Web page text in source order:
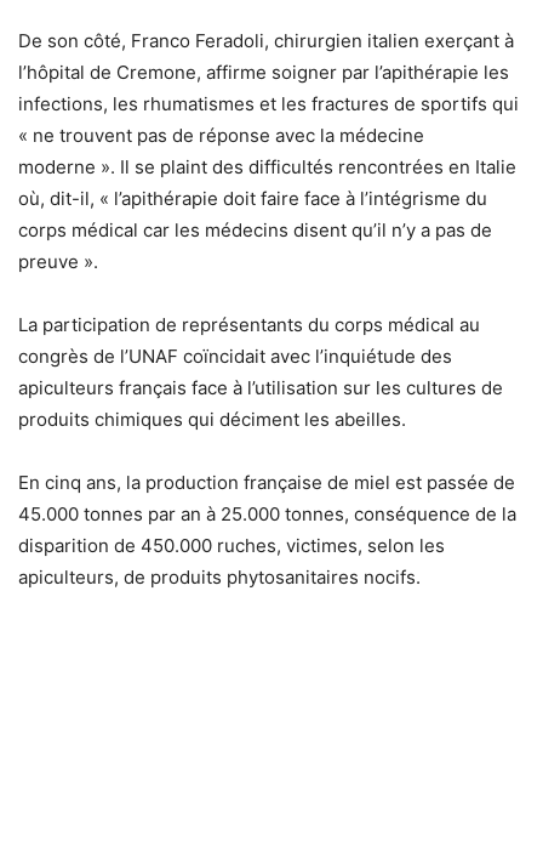
De son côté, Franco Feradoli, chirurgien italien exerçant à
l’hôpital de Cremone, affirme soigner par l’apithérapie les
infections, les rhumatismes et les fractures de sportifs qui
« ne trouvent pas de réponse avec la médecine
moderne ». Il se plaint des difficultés rencontrées en Italie
où, dit-il, « l’apithérapie doit faire face à l’intégrisme du
corps médical car les médecins disent qu’il n’y a pas de
preuve ».
La participation de représentants du corps médical au
congrès de l’UNAF coïncidait avec l’inquiétude des
apiculteurs français face à l’utilisation sur les cultures de
produits chimiques qui déciment les abeilles.
En cinq ans, la production française de miel est passée de
45.000 tonnes par an à 25.000 tonnes, conséquence de la
disparition de 450.000 ruches, victimes, selon les
apiculteurs, de produits phytosanitaires nocifs.